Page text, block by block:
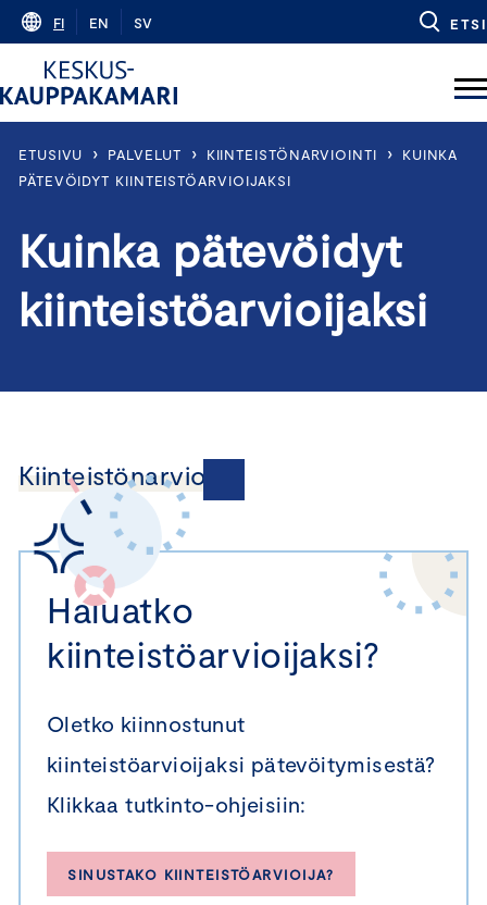
Skip
content
FI EN SV ETSI
ETUSIVU › PALVELUT › KIINTEISTÖNARVIOINTI ›
KUINKA
PÄTEVÖIDYT KIINTEISTÖARVIOIJAKSI
Kuinka pätevöidyt
kiinteistöarvioijaksi
Kiinteistönarviointi
Haluatko
kiinteistöarvioijaksi?
Oletko kiinnostunut
kiinteistöarvioijaksi pätevöitymisestä?
Klikkaa tutkinto-ohjeisiin:
SINUSTAKO KIINTEISTÖARVIOIJA?